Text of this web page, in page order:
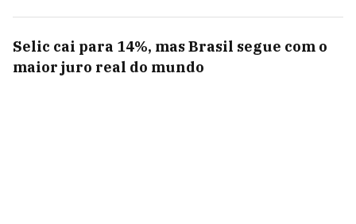
Selic cai para 14%, mas Brasil segue com o
maior juro real do mundo